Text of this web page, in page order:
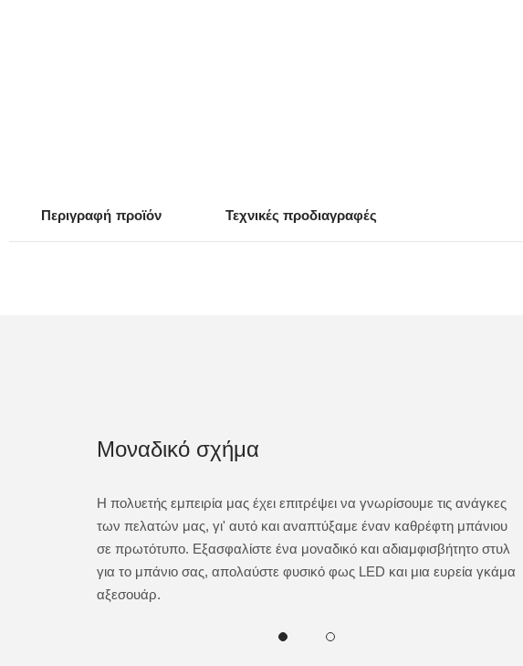
Περιγραφή προϊόν Τεχνικές προδιαγραφές
Μοναδικό σχήμα
Η πολυετής εμπειρία μας έχει επιτρέψει να γνωρίσουμε τις ανάγκες
των πελατών μας, γι' αυτό και αναπτύξαμε έναν καθρέφτη μπάνιου
σε πρωτότυπο. Εξασφαλίστε ένα μοναδικό και αδιαμφισβήτητο στυλ
για το μπάνιο σας, απολαύστε φυσικό φως LED και μια ευρεία γκάμα
αξεσουάρ.